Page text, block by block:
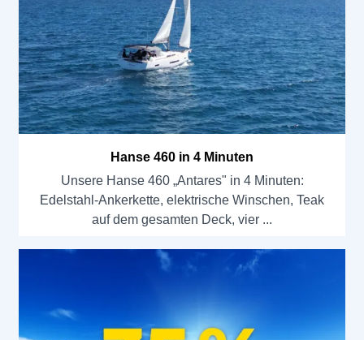
Hanse 460 in 4 Minuten
Unsere Hanse 460 „Antares" in 4 Minuten:
Edelstahl-Ankerkette, elektrische Winschen, Teak
auf dem gesamten Deck, vier